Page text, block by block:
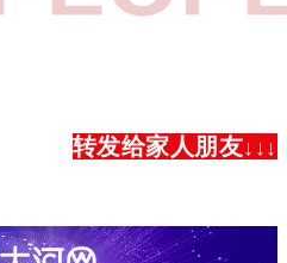
转发给家人朋友↓ ↓ ↓